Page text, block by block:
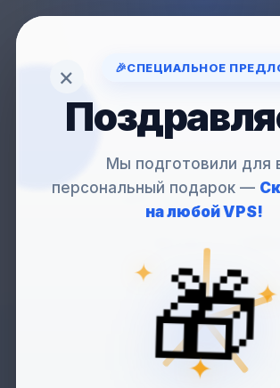
VPSС
—
× 🎉СПЕЦИАЛЬНОЕ
Мы подготовили для
персональный подарок —
на любой VPS!
✦ ✦
✦
🎁